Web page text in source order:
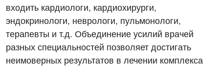
Интернатура
Энциклопедия
Программа лояльности
Ангиографические исследования
Диагностическое отделение
Инструментальная диагностика
Гинекологическое отделение
Диагностическое отделение
Дневной стационар
входить кардиологи, кардиохирурги,
эндокринологи, неврологи, пульмонологи,
терапевты и т.д. Объединение усилий врачей
разных специальностей позволяет достигать
неимоверных результатов в лечении комплекса